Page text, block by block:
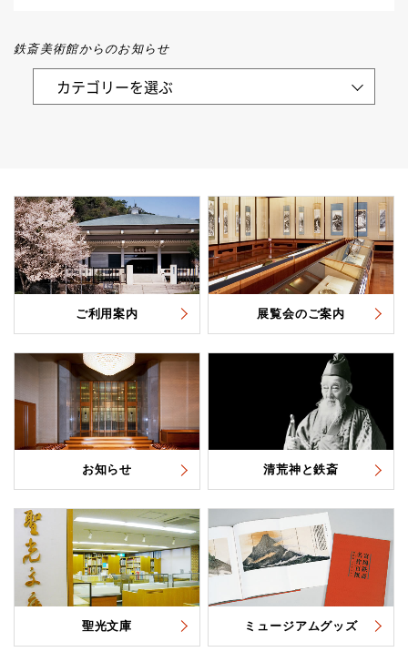
鉄斎美術館からのお知らせ
ご利用案内 展覧会のご案内
お知らせ 清荒神と鉄斎
聖光文庫 ミュージアムグッズ